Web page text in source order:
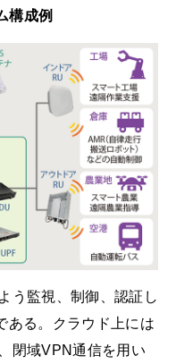
構成例
う監視、制御、認証し
ある。クラウド上には
閉域VPN通信を用い